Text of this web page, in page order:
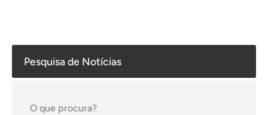
Pesquisa de Notícias
O que procura?